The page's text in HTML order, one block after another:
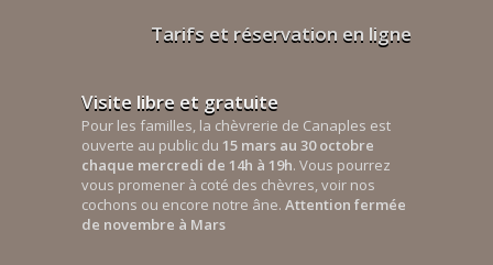
Tarifs et réservation en ligne
Visite libre et gratuite
Pour les familles, la chèvrerie de Canaples est
ouverte au public du 15 mars au 30 octobre
chaque mercredi de 14h à 19h. Vous pourrez
vous promener à coté des chèvres, voir nos
cochons ou encore notre âne. Attention fermée
de novembre à Mars